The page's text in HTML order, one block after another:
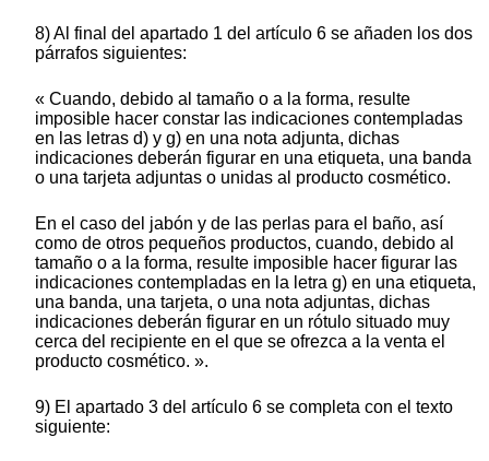
8) Al final del apartado 1 del artículo 6 se añaden los dos
párrafos siguientes:
« Cuando, debido al tamaño o a la forma, resulte
imposible hacer constar las indicaciones contempladas
en las letras d) y g) en una nota adjunta, dichas
indicaciones deberán figurar en una etiqueta, una banda
o una tarjeta adjuntas o unidas al producto cosmético.
En el caso del jabón y de las perlas para el baño, así
como de otros pequeños productos, cuando, debido al
tamaño o a la forma, resulte imposible hacer figurar las
indicaciones contempladas en la letra g) en una etiqueta,
una banda, una tarjeta, o una nota adjuntas, dichas
indicaciones deberán figurar en un rótulo situado muy
cerca del recipiente en el que se ofrezca a la venta el
producto cosmético. ».
9) El apartado 3 del artículo 6 se completa con el texto
siguiente: